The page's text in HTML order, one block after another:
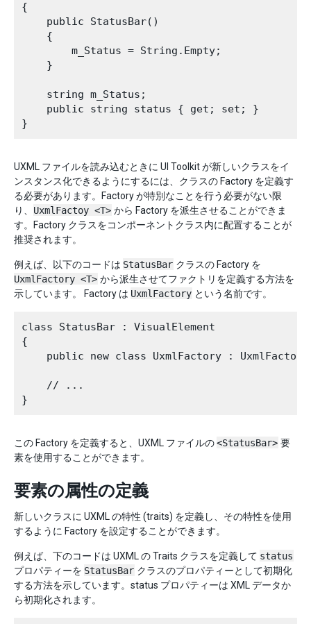
{
    public StatusBar()
    {
        m_Status = String.Empty;
    }
    string m_Status;
    public string status { get; set; }
UXML ファイルを読み込むときに UI Toolkit が新しいクラスをイ
ンスタンス化できるようにするには、クラスの Factory を定義す
る必要があります。Factory が特別なことを行う必要がない限
り、 UxmlFactoy <T> から Factory を派生させることができま
す。Factory クラスをコンポーネントクラス内に配置することが
推奨されます。
例えば、以下のコードは StatusBar クラスの Factory を
UxmlFactory <T> から派生させてファクトリを定義する方法を
示しています。 Factory は UxmlFactory という名前です。
class StatusBar : VisualElement
{
public new class UxmlFactory :
    // ...
この Factory を定義すると、UXML ファイルの<StatusBar> 要
素を使用することができます。
要素の属性の定義
新しいクラスに UXML の特性 (traits) を定義し、その特性を使用
するように Factory を設定することができます。
例えば、下のコードは UXML の Traits クラスを定義して status
プロパティーを StatusBar クラスのプロパティーとして初期化
する方法を示しています。status プロパティーは XML データか
ら初期化されます。